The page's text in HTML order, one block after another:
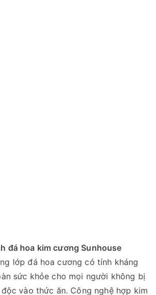
đá hoa kim cương Sunhouse
lớp đá hoa cương có tính kháng
sức khỏe cho mọi người không bị
vào thức ăn. Công nghệ hợp kim